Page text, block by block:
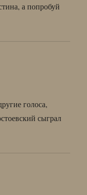
а попробуй
голоса,
сыграл